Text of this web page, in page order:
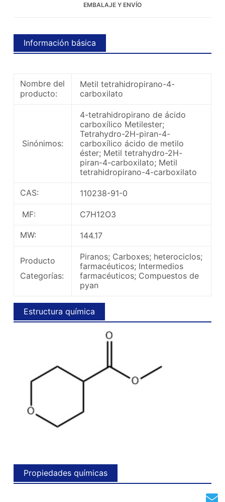
EMBALAJE Y ENVÍO
Información básica
Nombre del
producto:
Metil tetrahidropirano-4-
carboxilato
Sinónimos:
4-tetrahidropirano de ácido
carboxílico Metilester;
Tetrahydro-2H-piran-4-
carboxílico ácido de metilo
éster; Metil tetrahydro-2H-
piran-4-carboxilato; Metil
tetrahidropirano-4-carboxilato
CAS: 110238-91-0
MF: C7H12O3
MW: 144.17
Producto
Categorías:
Piranos; Carboxes; heterociclos;
farmacéuticos; Intermedios
farmacéuticos; Compuestos de
pyan
Estructura química
Propiedades químicas